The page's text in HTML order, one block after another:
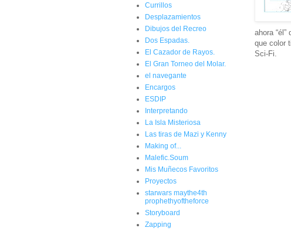
ahora “él”
que color
Sci-Fi.
Currillos
Desplazamientos
Dibujos del Recreo
Dos Espadas.
El Cazador de Rayos.
El Gran Torneo del Molar.
el navegante
Encargos
ESDIP
Interpretando
La Isla Misteriosa
Las tiras de Mazi y Kenny
Making of...
Malefic.Soum
Mis Muñecos Favoritos
Proyectos
starwars maythe4th
prophethyoftheforce
Storyboard
Zapping